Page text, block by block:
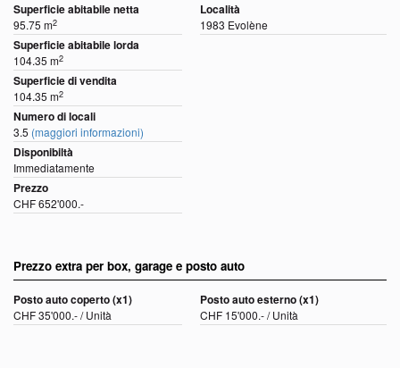
Superficie abitabile netta
95.75 m2
Superficie abitabile lorda
104.35 m2
Superficie di vendita
104.35 m2
Numero di locali
3.5 (maggiori informazioni)
Disponibiltà
Immediatamente
Prezzo
CHF 652'000.-
Località
1983 Evolène
Prezzo extra per box, garage e posto auto
Posto auto coperto (x1)
CHF 35'000.- / Unità
Posto auto esterno (x1)
CHF 15'000.- / Unità